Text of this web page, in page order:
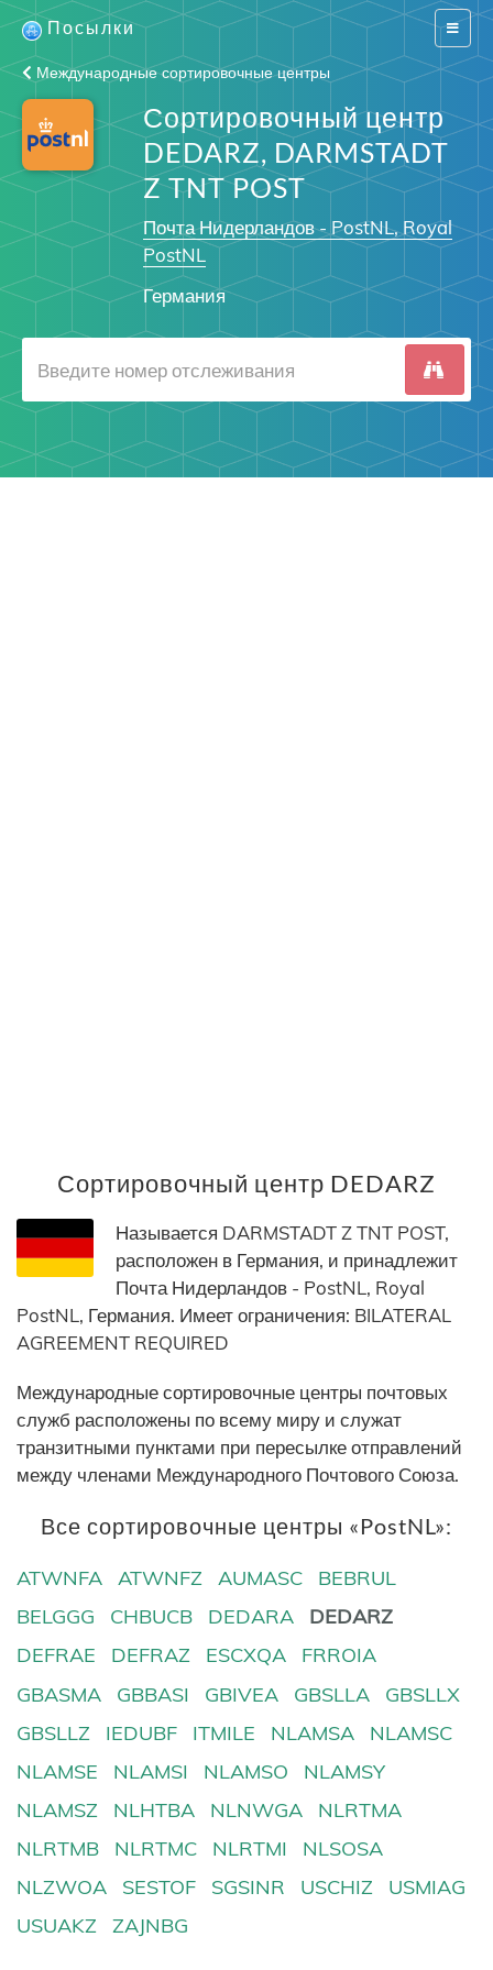
Switch
Посылки
Международные сортировочные центры
Сортировочный центр
DEDARZ, DARMSTADT
Z TNT POST
Почта Нидерландов - PostNL, Royal
PostNL
Германия
Сортировочный центр DEDARZ
Называется DARMSTADT Z TNT POST,
расположен в Германия, и принадлежит
Почта Нидерландов - PostNL, Royal
PostNL, Германия. Имеет ограничения: BILATERAL
AGREEMENT REQUIRED
Международные сортировочные центры почтовых
служб расположены по всему миру и служат
транзитными пунктами при пересылке отправлений
между членами Международного Почтового Союза.
Все сортировочные центры «PostNL»:
ATWNFA ATWNFZ AUMASC
BEBRUL
BELGGG
CHBUCB DEDARA
DEDARZ
DEFRAE
DEFRAZ ESCXQA
FRROIA
GBASMA
GBBASI GBIVEA GBSLLA
GBSLLX
GBSLLZ
IEDUBF ITMILE NLAMSA
NLAMSC
NLAMSE
NLAMSI NLAMSO
NLAMSY
NLAMSZ
NLHTBA NLNWGA
NLRTMA
NLRTMB
NLRTMC NLRTMI
NLSOSA
NLZWOA
SESTOF SGSINR USCHIZ
USMIAG
USUAKZ
ZAJNBG